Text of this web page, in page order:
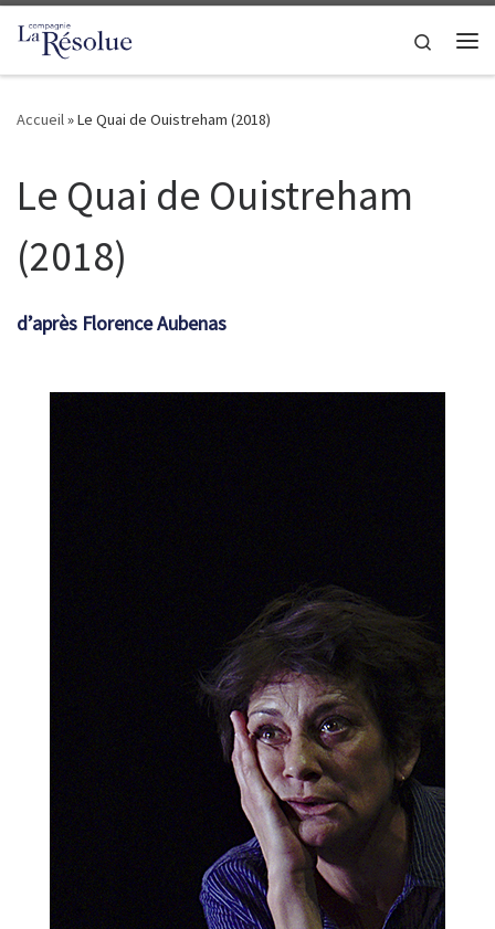
Passer au contenu
Search
Accueil»Le Quai de Ouistreham (2018)
Le Quai de Ouistreham
(2018)
d’après Florence Aubenas